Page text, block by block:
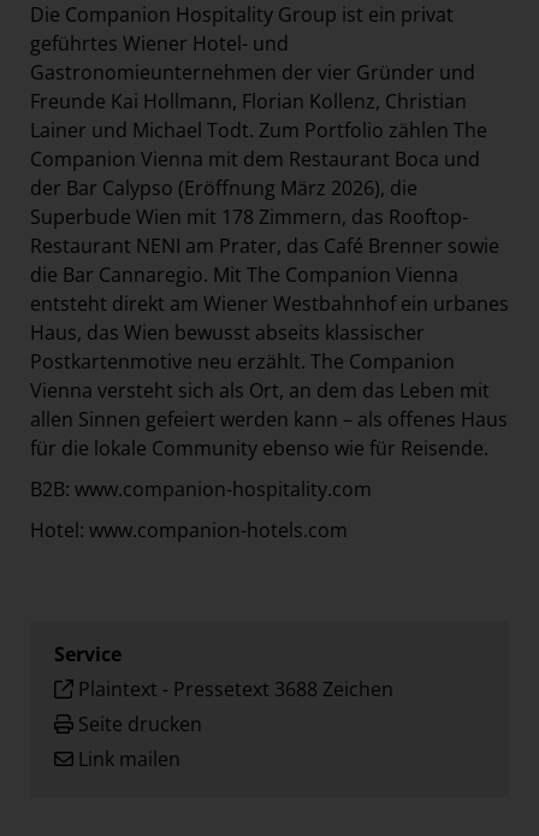
Die Companion Hospitality Group ist ein privat
geführtes Wiener Hotel- und
Gastronomieunternehmen der vier Gründer und
Freunde Kai Hollmann, Florian Kollenz, Christian
Lainer und Michael Todt. Zum Portfolio zählen The
Companion Vienna mit dem Restaurant Boca und
der Bar Calypso (Eröffnung März 2026), die
Superbude Wien mit 178 Zimmern, das Rooftop-
Restaurant NENI am Prater, das Café Brenner sowie
die Bar Cannaregio. Mit The Companion Vienna
entsteht direkt am Wiener Westbahnhof ein urbanes
Haus, das Wien bewusst abseits klassischer
Postkartenmotive neu erzählt. The Companion
Vienna versteht sich als Ort, an dem das Leben mit
allen Sinnen gefeiert werden kann – als offenes Haus
für die lokale Community ebenso wie für Reisende.
B2B: www.companion-hospitality.com
Hotel: www.companion-hotels.com
Service
Plaintext - Pressetext 3688 Zeichen
Seite drucken
Link mailen